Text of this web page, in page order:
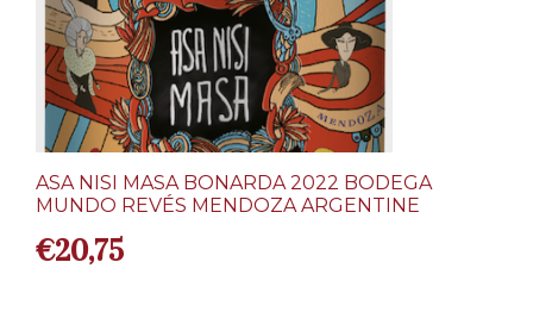
ASA NISI MASA BONARDA 2022 BODEGA
MUNDO REVÉS MENDOZA ARGENTINE
€20,75